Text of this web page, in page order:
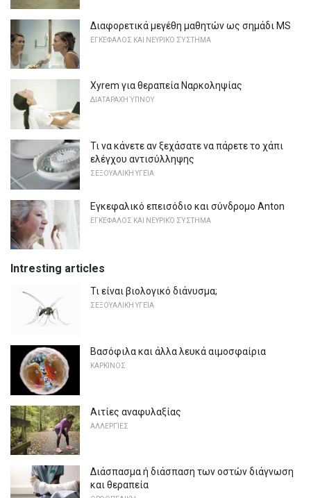
Διαφορετικά μεγέθη μαθητών ως σημάδι MS
ΕΓΚΈΦΑΛΟΣ ΚΑΙ ΝΕΥΡΙΚΌ ΣΎΣΤΗΜΑ
Xyrem για θεραπεία Ναρκοληψίας
ΔΙΑΤΑΡΑΧΉ ΎΠΝΟΥ
Τι να κάνετε αν ξεχάσατε να πάρετε το χάπι
ελέγχου αντισύλληψης
ΣΕΞΟΥΑΛΙΚΉ ΥΓΕΊΑ
Εγκεφαλικό επεισόδιο και σύνδρομο Anton
ΕΓΚΈΦΑΛΟΣ ΚΑΙ ΝΕΥΡΙΚΌ ΣΎΣΤΗΜΑ
Intresting articles
Τι είναι βιολογικό διάνυσμα;
ΣΕΞΟΥΑΛΙΚΉ ΥΓΕΊΑ
Βασόφιλα και άλλα λευκά αιμοσφαίρια
ΚΑΡΚΊΝΟΣ
Αιτίες αναφυλαξίας
ΑΛΛΕΡΓΊΕΣ
Διάσπασμα ή διάσπαση των οστών διάγνωση
και θεραπεία